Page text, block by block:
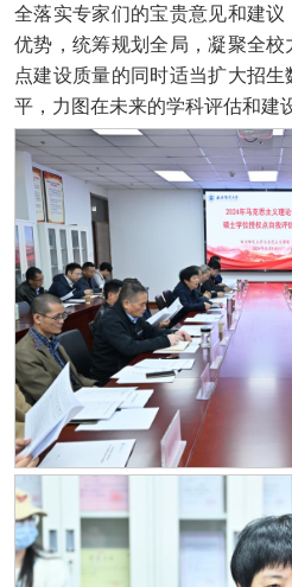
全落实专家们的宝贵意见和建
优势，统筹规划全局，凝聚全
点建设质量的同时适当扩大招
平，力图在未来的学科评估和建